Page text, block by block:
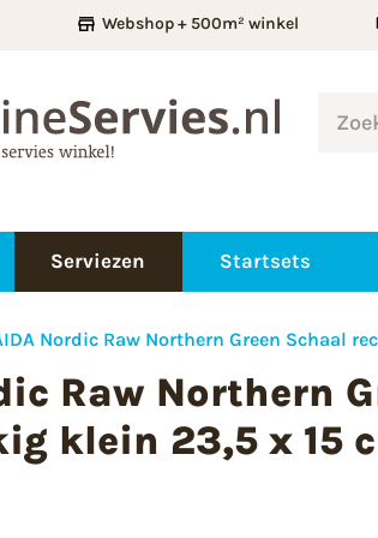
Webshop + 500m² winkel
Serviezen Startsets
Nordic Raw Northern Green Schaal
Raw Northern
klein 23,5 x 15